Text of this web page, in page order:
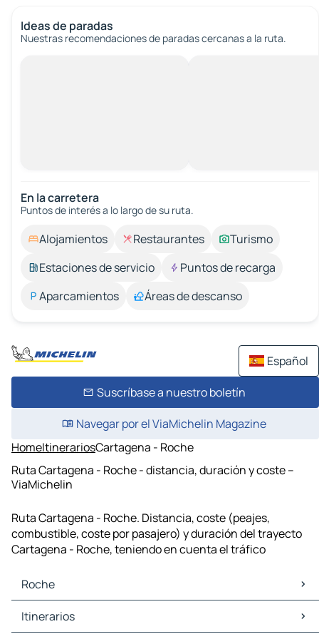
Ideas de paradas
Nuestras recomendaciones de paradas cercanas a la ruta.
En la carretera
Puntos de interés a lo largo de su ruta.
Alojamientos Restaurantes
Turismo
Estaciones de servicio
Puntos de recarga
Aparcamientos
Áreas de descanso
Español
Suscríbase a nuestro boletín
Navegar por el ViaMichelin Magazine
HomeItinerariosCartagena - Roche
Ruta Cartagena - Roche - distancia, duración y coste –
ViaMichelin
Ruta Cartagena - Roche. Distancia, coste (peajes,
combustible, coste por pasajero) y duración del trayecto
Cartagena - Roche, teniendo en cuenta el tráfico
Roche
Roche Mapas Planos
Roche Trafico
Itinerarios